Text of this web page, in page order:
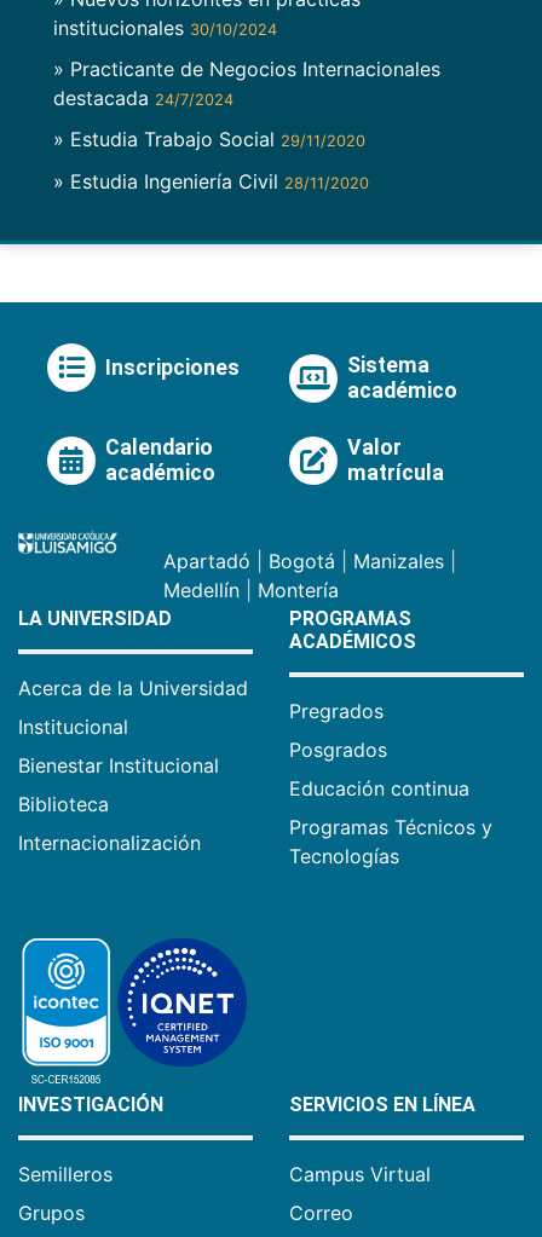
institucionales 30/10/2024
» Practicante de Negocios Internacionales
destacada 24/7/2024
» Estudia Trabajo Social 29/11/2020
» Estudia Ingeniería Civil 28/11/2020
Inscripciones
Sistema
académico
Calendario
académico
Valor
matrícula
Apartadó Bogotá Manizales
Medellín
Montería
LA UNIVERSIDAD
Acerca de la Universidad
Institucional
Bienestar Institucional
Biblioteca
Internacionalización
PROGRAMAS
ACADÉMICOS
Pregrados
Posgrados
Educación continua
Programas Técnicos y
Tecnologías
INVESTIGACIÓN
Semilleros
Grupos
SERVICIOS EN LÍNEA
Campus Virtual
Correo